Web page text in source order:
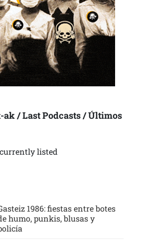
ak / Last Podcasts / Últimos
listed
1986: fiestas entre botes
humo, punkis, blusas y